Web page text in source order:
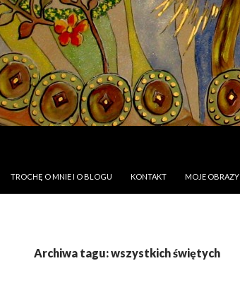
TROCHĘ O MNIE I O BLOGU
KONTAKT MOJE OBRAZY
Archiwa tagu: wszystkich świętych